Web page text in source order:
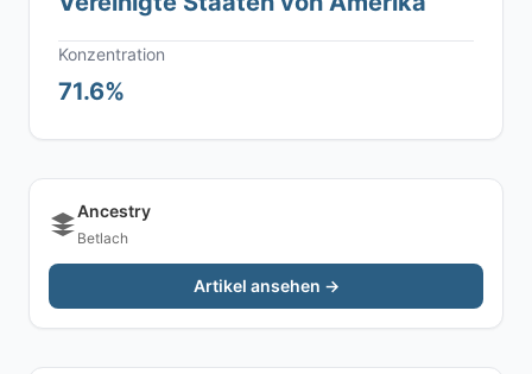
Konzentration
71.6%
Ancestry
Betlach
Artikel ansehen →